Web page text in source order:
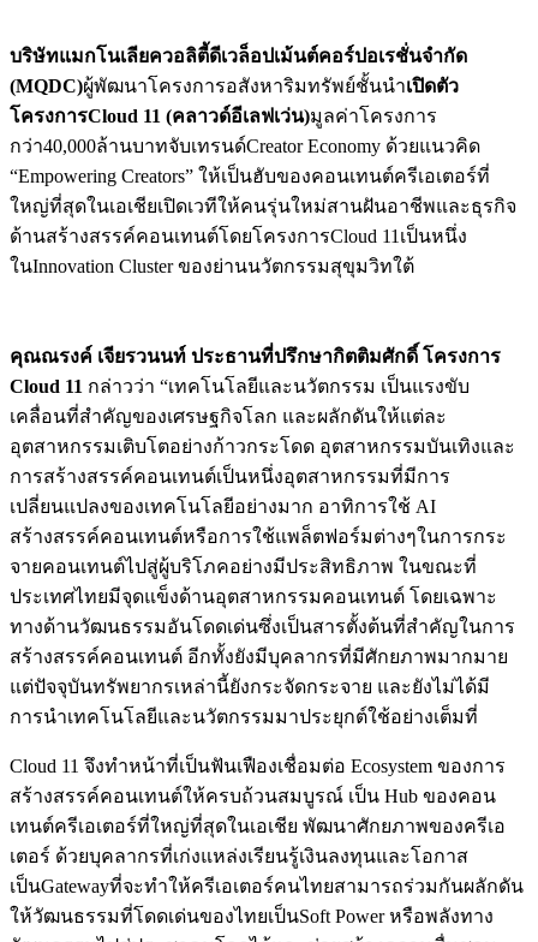
บริษัทแมกโนเลียควอลิตี้ดีเวล็อปเม้นต์คอร์ปอเรชั่นจำกัด
(MQDC)ผู้พัฒนาโครงการอสังหาริมทรัพย์ชั้นนำเปิดตัว
โครงการCloud 11 (คลาวด์อีเลฟเว่น)มูลค่าโครงการ
กว่า40,000ล้านบาทจับเทรนด์Creator Economy ด้วยแนวคิด
“Empowering Creators” ให้เป็นฮับของคอนเทนต์ครีเอเตอร์ที่
ใหญ่ที่สุดในเอเชียเปิดเวทีให้คนรุ่นใหม่สานฝันอาชีพและธุรกิจ
ด้านสร้างสรรค์คอนเทนต์โดยโครงการCloud 11เป็นหนึ่ง
ในInnovation Cluster ของย่านนวัตกรรมสุขุมวิทใต้
คุณณรงค์ เจียรวนนท์ ประธานที่ปรึกษากิตติมศักดิ์ โครงการ
Cloud 11 กล่าวว่า “เทคโนโลยีและนวัตกรรม เป็นแรงขับ
เคลื่อนที่สำคัญของเศรษฐกิจโลก และผลักดันให้แต่ละ
อุตสาหกรรมเติบโตอย่างก้าวกระโดด อุตสาหกรรมบันเทิงและ
การสร้างสรรค์คอนเทนต์เป็นหนึ่งอุตสาหกรรมที่มีการ
เปลี่ยนแปลงของเทคโนโลยีอย่างมาก อาทิการใช้ AI
สร้างสรรค์คอนเทนต์หรือการใช้แพล็ตฟอร์มต่างๆในการกระ
จายคอนเทนต์ไปสู่ผู้บริโภคอย่างมีประสิทธิภาพ ในขณะที่
ประเทศไทยมีจุดแข็งด้านอุตสาหกรรมคอนเทนต์ โดยเฉพาะ
ทางด้านวัฒนธรรมอันโดดเด่นซึ่งเป็นสารตั้งต้นที่สำคัญในการ
สร้างสรรค์คอนเทนต์ อีกทั้งยังมีบุคลากรที่มีศักยภาพมากมาย
แต่ปัจจุบันทรัพยากรเหล่านี้ยังกระจัดกระจาย และยังไม่ได้มี
การนำเทคโนโลยีและนวัตกรรมมาประยุกต์ใช้อย่างเต็มที่
Cloud 11 จึงทำหน้าที่เป็นฟันเฟืองเชื่อมต่อ Ecosystem ของการ
สร้างสรรค์คอนเทนต์ให้ครบถ้วนสมบูรณ์ เป็น Hub ของคอน
เทนต์ครีเอเตอร์ที่ใหญ่ที่สุดในเอเชีย พัฒนาศักยภาพของครีเอ
เตอร์ ด้วยบุคลากรที่เก่งแหล่งเรียนรู้เงินลงทุนและโอกาส
เป็นGatewayที่จะทำให้ครีเอเตอร์คนไทยสามารถร่วมกันผลักดัน
ให้วัฒนธรรมที่โดดเด่นของไทยเป็นSoft Power หรือพลังทาง